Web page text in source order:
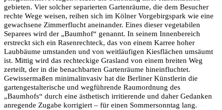
gebieten. Vier solcher separierten Gartenräume, die dem Besucher
rechte Wege weisen, reihen sich im Kölner Vorgebirgspark wie eine
gewachsene Zimmerflucht aneinander. Eines dieser vegetabilen
Separees wird der „Baumhof“ genannt. In seinem Innenbereich
erstreckt sich ein Rasenrechteck, das von einem Karree hoher
Laubbäume umstanden und von weitläufigen Kiesflächen umsäumt
ist. Mittig wird das rechteckige Grasland von einem breiten Weg
zerteilt, der in die benachbarten Gartenräume hineinfluchtet.
Gewissermaßen minimalinvasiv hat die Berliner Künstlerin die
gartengestalterische und weg­führende Raumordnung des
„Baumhofs“ durch eine ästhetisch irritierende und daher Gedanken
anregende Zugabe korrigiert – für einen Sommersonntag lang.